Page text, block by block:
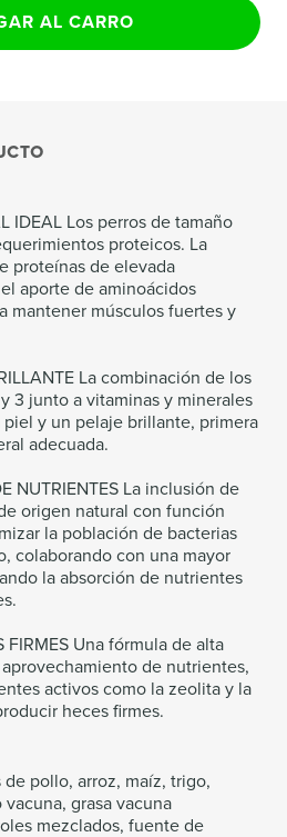
AL CARRO
IDEAL Los perros de tamaño
proteicos. La
proteínas de elevada
aporte de aminoácidos
mantener músculos fuertes y
La combinación de los
3 junto a vitaminas y minerales
y un pelaje brillante, primera
adecuada.
NUTRIENTES La inclusión de
origen natural con función
la población de bacterias
colaborando con una mayor
la absorción de nutrientes
FIRMES Una fórmula de alta
de nutrientes,
activos como la zeolita y la
heces firmes.
pollo, arroz, maíz, trigo,
grasa vacuna
mezclados, fuente de